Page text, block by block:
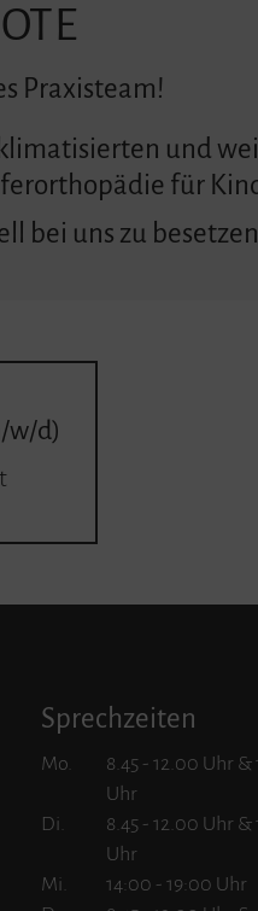
Praxisteam!
und
für
bei uns zu
w/d)
Sprechzeiten
Mo.
8.45 - 12.00 Uhr &
Uhr
Di.
8.45 - 12.00 Uhr &
Uhr
Mi.
14:00 - 19:00 Uhr